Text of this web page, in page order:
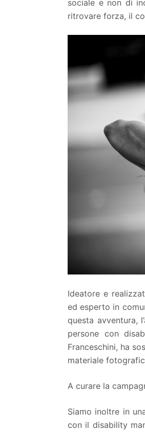
sociale e non di
ritrovare forza, il
Ideatore e
ed esperto in
questa avventura,
persone con
Franceschini, ha
materiale
A curare la
Siamo inoltre in
con il disability